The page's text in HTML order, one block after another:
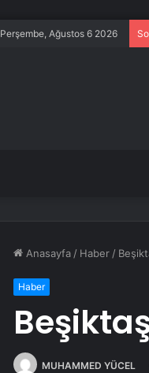
Perşembe, Ağustos 6 2026
Anasayfa / Haber /
Haber
MUHAMMED YÜCEL